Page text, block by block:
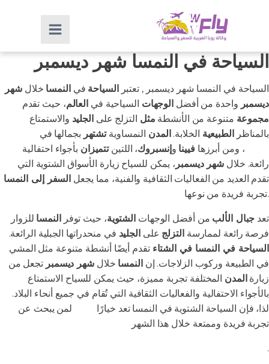
السياحة في النمسا شهر ديسمبر
السياحة في النمسا شهر ديسمبر , تعتبر السياحة في النمسا خلالشهر
ديسمبر واحدة من أفضل الوجهات السياحية في العالم، حيث تقدم
مجموعة متنوعة من الأنشطة مثل التزلج على الجليد والاستمتاع
بالمناظر الطبيعية الخلابة. المدن النمساويةتشتهر بجمالها في
، ومن أبرزها فيينا وإنسبروك، اللتينتتميزان بأجواء احتفالية
رائعة. خلال شهر ديسمبر ، يمكن للسياح زيارة الأسواق الشتوية التي
تقدم العديد من الفعاليات الثقافية والفنية، مما يجعل السفر إلى النمسا
تجربة فريدة من نوعها.
تعد جبال الألب من أفضل الوجهات الشتوية، حيث توفر النمسا للزوار
فرصة رائعة لممارسة التزلج على الجليد في منحدراتها الجبلية الرائعة.
السياحة في النمسا في الشتاء تقدم أيضًا أنشطة متنوعة مثل المشي
في الطبيعة وركوب الزلاجات. إن النمسا خلالشهر ديسمبر تجعل من
زيارة المدن المختلفة تجربة مميزة، حيث يمكن للسياح الاستمتاع
بالأجواء الاحتفالية والفعاليات الثقافية التي تُقام في جميع أنحاء البلاد.
لذا، فإن السياحة الشتوية في النمسا تعد خيارًا
لمن يبحث عن
تجربة فريدة وممتعة خلال هذا الشهر
.